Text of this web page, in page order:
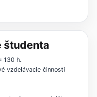
študenta
130 h.
vzdelávacie činnosti